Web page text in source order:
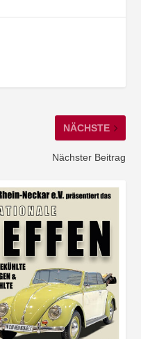
NÄCHSTE
Nächster Beitrag